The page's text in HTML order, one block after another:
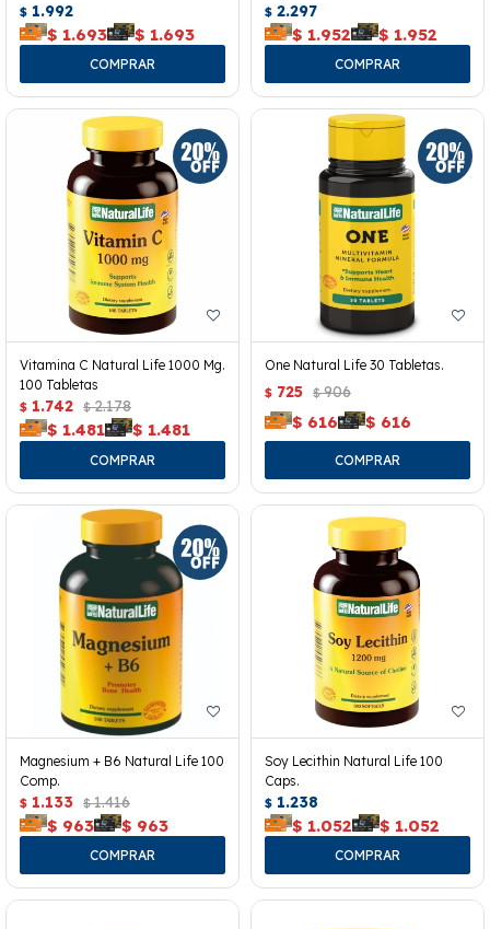
$ 1.992
$ 1.693 $ 1.693
$ 2.297
$ 1.952 $ 1.952
Vitamina C Natural Life 1000 Mg.
100 Tabletas
$ 1.742 $ 2.178
$ 1.481 $ 1.481
One Natural Life 30 Tabletas.
$ 725 $ 906
$ 616 $ 616
Magnesium + B6 Natural Life 100
Comp.
$ 1.133 $ 1.416
$ 963 $ 963
Soy Lecithin Natural Life 100
Caps.
$ 1.238
$ 1.052 $ 1.052